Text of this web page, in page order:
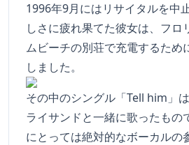
1996年9月にはリサイタルを中
しさに疲れ果てた彼女は、フロ
ムビーチの別荘で充電するため
しました。
その中のシングル「Tell him」
ライサンドと一緒に歌ったもの
にとっては絶対的なボーカルの